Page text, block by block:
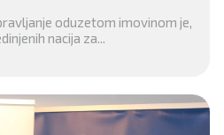
oduzetom imovinom je,
nacija za...